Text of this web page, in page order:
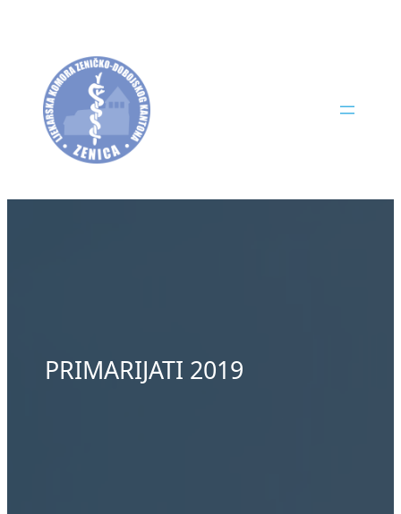
PRIMARIJATI 2019